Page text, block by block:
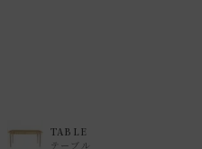
TABLE
テーブル